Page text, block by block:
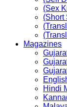
(Sex
(Short
Magazines
Hindi